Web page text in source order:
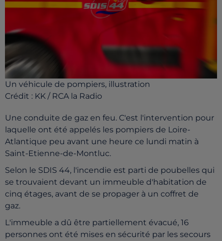
Un véhicule de pompiers, illustration
Crédit : KK / RCA la Radio
Une conduite de gaz en feu. C'est l'intervention pour
laquelle ont été appelés les pompiers de Loire-
Atlantique peu avant une heure ce lundi matin à
Saint-Etienne-de-Montluc.
Selon le SDIS 44, l'incendie est parti de poubelles qui
se trouvaient devant un immeuble d'habitation de
cinq étages, avant de se propager à un coffret de
gaz.
L'immeuble a dû être partiellement évacué, 16
personnes ont été mises en sécurité par les secours